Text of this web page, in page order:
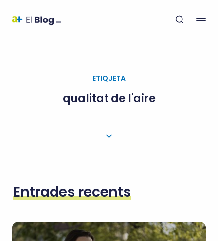
ETIQUETA
qualitat de l'aire
Entrades recents